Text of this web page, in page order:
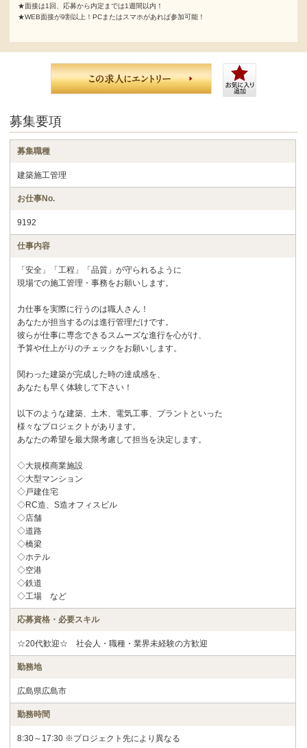
★面接は1回、応募から内定までは1週間以内！
★WEB面接が9割以上！PCまたはスマホがあれば参加可能！
募集要項
募集職種
建築施工管理
お仕事No.
9192
仕事内容
「安全」「工程」「品質」が守られるように
現場での施工管理・事務をお願いします。
力仕事を実際に行うのは職人さん！
あなたが担当するのは進行管理だけです。
彼らが仕事に専念できるスムーズな進行を心がけ、
予算や仕上がりのチェックをお願いします。
関わった建築が完成した時の達成感を、
あなたも早く体験して下さい！
以下のような建築、土木、電気工事、プラントといった
様々なプロジェクトがあります。
あなたの希望を最大限考慮して担当を決定します。
◇大規模商業施設
◇大型マンション
◇戸建住宅
◇RC造、S造オフィスビル
◇店舗
◇道路
◇橋梁
◇ホテル
◇空港
◇鉄道
◇工場 など
応募資格・必要スキル
☆20代歓迎☆ 社会人・職種・業界未経験の方歓迎
勤務地
広島県広島市
勤務時間
8:30～17:30 ※プロジェクト先により異なる